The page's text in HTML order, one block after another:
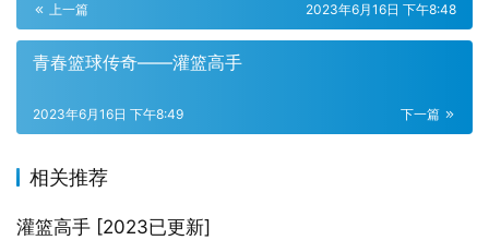
上一篇 2023年6月16日 下午8:48
青春篮球传奇——灌篮高手
下一篇
2023年6月16日 下午8:49
相关推荐
灌篮高手 [2023已更新]